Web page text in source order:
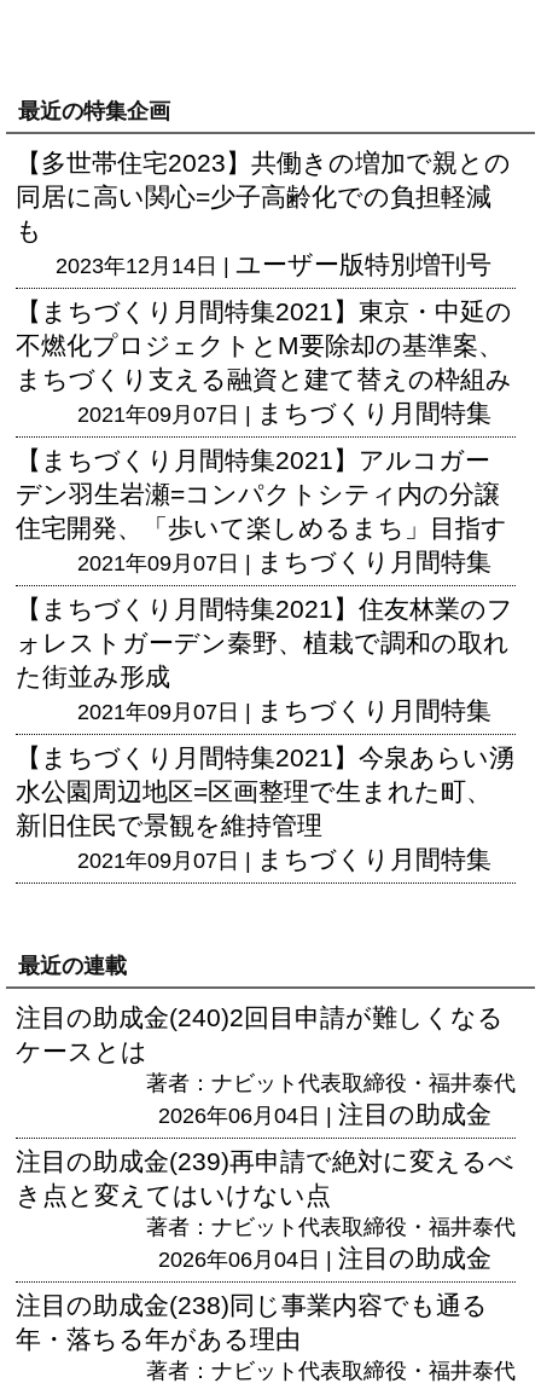
最近の特集企画
【多世帯住宅2023】共働きの増加で親との
同居に高い関心=少子高齢化での負担軽減
も
2023年12月14日 | ユーザー版特別増刊号
【まちづくり月間特集2021】東京・中延の
不燃化プロジェクトとM要除却の基準案、
まちづくり支える融資と建て替えの枠組み
2021年09月07日 | まちづくり月間特集
【まちづくり月間特集2021】アルコガー
デン羽生岩瀬=コンパクトシティ内の分譲
住宅開発、「歩いて楽しめるまち」目指す
2021年09月07日 | まちづくり月間特集
【まちづくり月間特集2021】住友林業のフ
ォレストガーデン秦野、植栽で調和の取れ
た街並み形成
2021年09月07日 | まちづくり月間特集
【まちづくり月間特集2021】今泉あらい湧
水公園周辺地区=区画整理で生まれた町、
新旧住民で景観を維持管理
2021年09月07日 | まちづくり月間特集
最近の連載
注目の助成金(240)2回目申請が難しくなる
ケースとは
著者：ナビット代表取締役・福井泰代
2026年06月04日 | 注目の助成金
注目の助成金(239)再申請で絶対に変えるべ
き点と変えてはいけない点
著者：ナビット代表取締役・福井泰代
2026年06月04日 | 注目の助成金
注目の助成金(238)同じ事業内容でも通る
年・落ちる年がある理由
著者：ナビット代表取締役・福井泰代